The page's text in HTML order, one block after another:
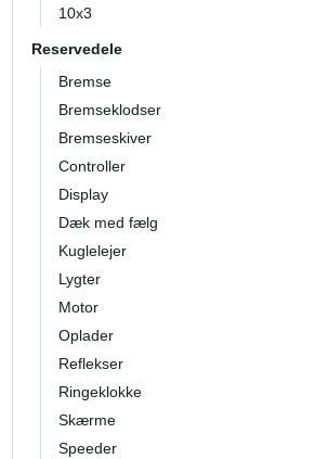
10x3
Reservedele
Bremse
Bremseklodser
Bremseskiver
Controller
Display
Dæk med fælg
Kuglelejer
Lygter
Motor
Oplader
Reflekser
Ringeklokke
Skærme
Speeder